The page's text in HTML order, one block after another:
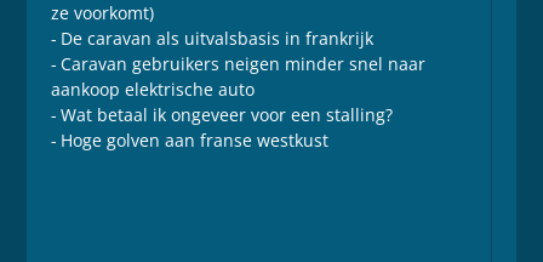
ze voorkomt)
De caravan als uitvalsbasis in frankrijk
Caravan gebruikers neigen minder snel naar
aankoop elektrische auto
Wat betaal ik ongeveer voor een stalling?
Hoge golven aan franse westkust